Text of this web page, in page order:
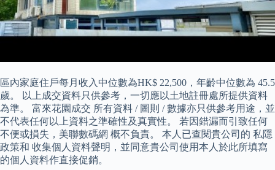
區內家庭住戶每月收入中位數為HK$ 22,500，年齡中位數為 45.5
歲。 以上成交資料只供參考，一切應以土地註冊處所提供資料
為準。 富來花園成交 所有資料 / 圖則 / 數據亦只供參考用途，並
不代表任何以上資料之準確性及真實性。 若因錯漏而引致任何
不便或損失，美聯數碼網 概不負責。 本人已查閱貴公司的 私隱
政策和 收集個人資料聲明，並同意貴公司使用本人於此所填寫
的個人資料作直接促銷。